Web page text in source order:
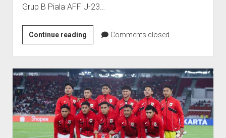
Grup B Piala AFF U-23…
Continue readingPrediksi
Piala
AFF
U-
23:
Vietnam
vs
Kamboja
22
Comments closed